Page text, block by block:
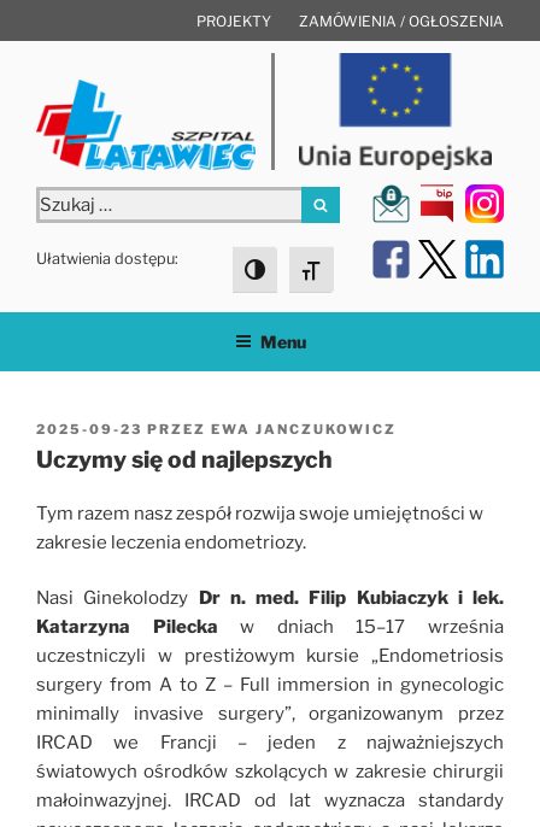
do
PROJEKTY ZAMÓWIENIA / OGŁOSZENIA
Szukaj:
Szukaj
Ułatwienia dostępu:
Toggle High Contrast
Toggle Font size
Menu
OPUBLIKOWANE
W
2025-09-23 PRZEZ EWA JANCZUKOWICZ
Uczymy się od najlepszych
Tym razem nasz zespół rozwija swoje umiejętności w
zakresie leczenia endometriozy.
Nasi Ginekolodzy
Dr n. med. Filip Kubiaczyk i lek.
Katarzyna Pilecka w dniach 15–17 września
uczestniczyli w prestiżowym kursie „Endometriosis
surgery from A to Z – Full immersion in gynecologic
minimally invasive surgery”, organizowanym przez
IRCAD we Francji – jeden z najważniejszych
światowych ośrodków szkolących w zakresie chirurgii
małoinwazyjnej. IRCAD od lat wyznacza standardy